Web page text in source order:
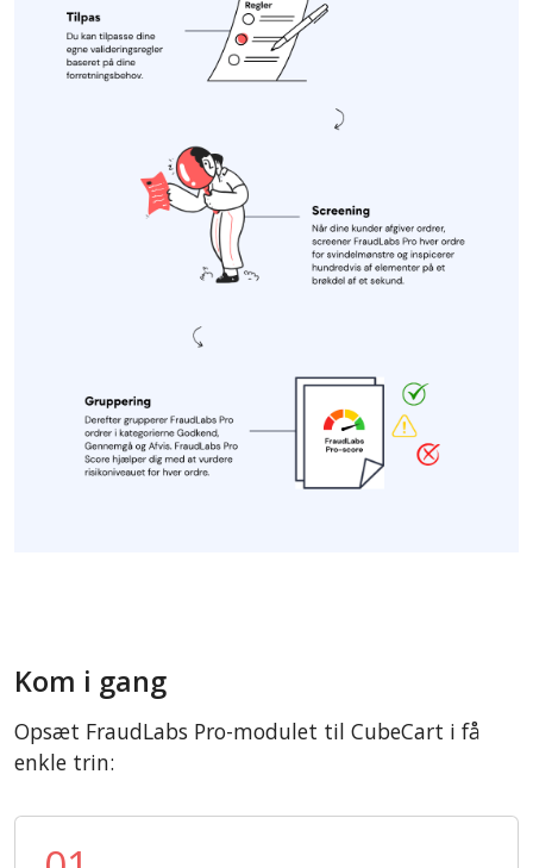
Kom i gang
Opsæt FraudLabs Pro-modulet til CubeCart i få
enkle trin: